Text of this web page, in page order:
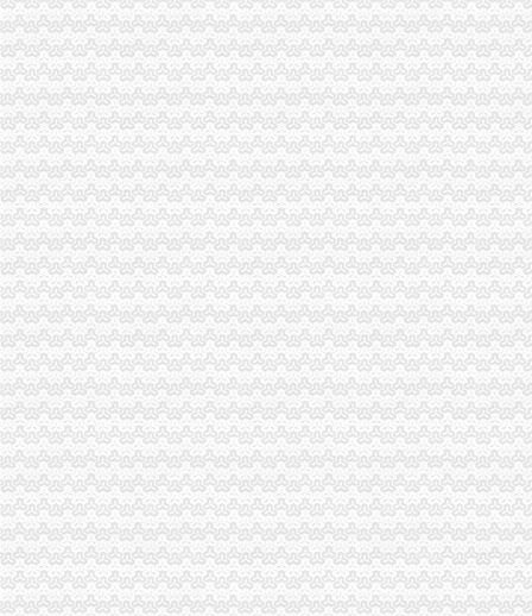
徐工重庆工程机械公司与重庆旭源工程设备有限公司、赵何异、汤庆珉
50元话费厂家_50元话费厂家/公司-阿里巴巴公司黄页
什么是代理记账恒茂告诉你？_重庆恒茂投资管理有限公司_金泉网
【重庆公司注册/年检】-88重庆分类信息
关于印发《渝中区残疾人康复训练补助实施办法》（试行）的通知
可上门签约_重庆公司注册_代办公司_代理工商注册登记_分公司_个体
重庆星都大厦15处房产拍卖-渝中区办公商务楼拍卖公告-众拍网
重庆工商代办_重庆代理记账_重庆公司注册-重庆橙柚青工商咨询有限
重庆公司注册_工商代理_个体工商户_分公司_进出口权申请_营业执照
【重庆商务服务|重庆商务服务公司|重庆商务网】-重庆知了信息网
：太集团对外投资暨关联交易公告_交易所公告_市场_中金
【北京分类信息】北京免费发布信息网-北京58同城
重庆渝中公司注册和代理记账那家好？-商务服务-六安新闻网
青商聚丰小额贷款公司10%股份拍卖-渝中区股权权拍卖公告-众拍网
重庆亿源财税咨询有限公司简介地址、电话、介绍_重庆黄页_贸易地
重庆渝中区专业代理记账-商务服务-番禺社区网
贷款频道_重庆资讯_腾讯·大渝网
重庆市渝中区中山一路148号第四层商业用房拍卖公告_新浪重庆今荣_
四川朝机器厂与上海重庆汽车摩托车经营公司、重庆海庆实业总公司